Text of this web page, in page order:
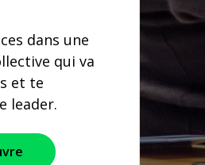
dans une
qui va
et te
leader.